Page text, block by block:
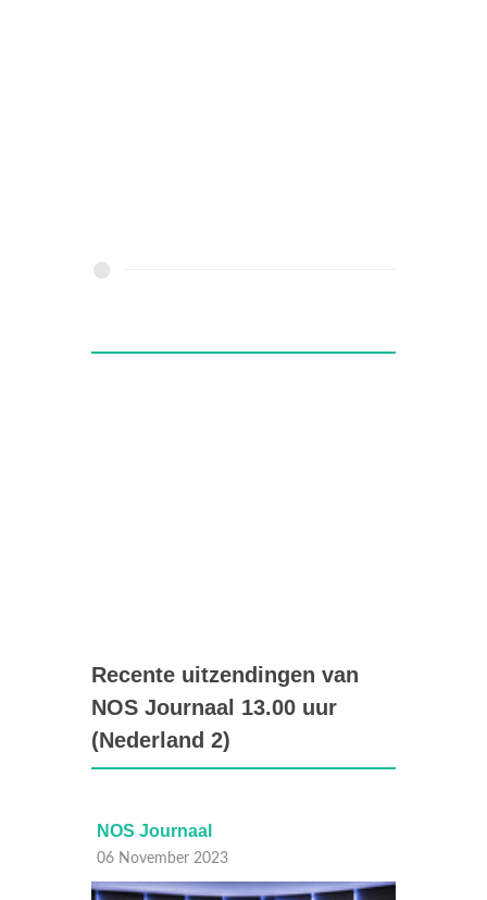
Recente uitzendingen van
NOS Journaal 13.00 uur
(Nederland 2)
NOS Journaal
06 November 2023